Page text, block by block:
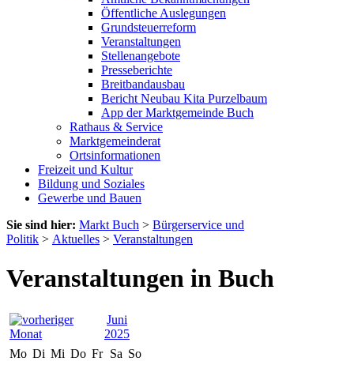
Öffentliche Auslegungen
Grundsteuerreform
Veranstaltungen
Stellenangebote
Presseberichte
Breitbandausbau
Bericht Neubau Kita Purzelbaum
App der Marktgemeinde Buch
Rathaus & Service
Marktgemeinderat
Ortsinformationen
Freizeit und Kultur
Bildung und Soziales
Gewerbe und Bauen
Sie sind hier: Markt Buch > Bürgerservice und
Politik > Aktuelles > Veranstaltungen
Veranstaltungen in Buch
Juni
2025
Mo Di Mi Do Fr Sa So